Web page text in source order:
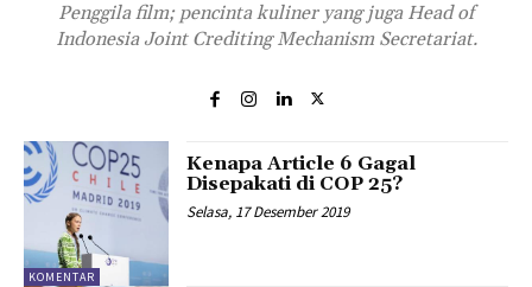
Penggila film; pencinta kuliner yang juga Head of
Indonesia Joint Crediting Mechanism Secretariat.
KOMENTAR
Kenapa Article 6 Gagal
Disepakati di COP 25?
Selasa, 17 Desember 2019